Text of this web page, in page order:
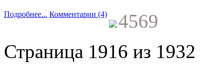
Подробнее... Комментарии (4)
4569
Страница 1916 из 1932